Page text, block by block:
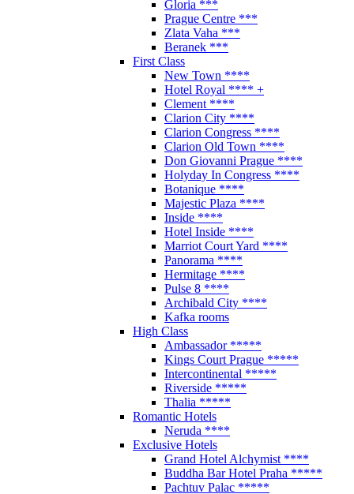
Gloria ***
Prague Centre ***
Zlata Vaha ***
Beranek ***
First Class
New Town ****
Hotel Royal **** +
Clement ****
Clarion City ****
Clarion Congress ****
Clarion Old Town ****
Don Giovanni Prague ****
Holyday In Congress ****
Botanique ****
Majestic Plaza ****
Inside ****
Hotel Inside ****
Marriot Court Yard ****
Panorama ****
Hermitage ****
Pulse 8 ****
Archibald City ****
Kafka rooms
High Class
Ambassador *****
Kings Court Prague *****
Intercontinental *****
Riverside *****
Thalia *****
Romantic Hotels
Neruda ****
Exclusive Hotels
Grand Hotel Alchymist ****
Buddha Bar Hotel Praha *****
Pachtuv Palac *****